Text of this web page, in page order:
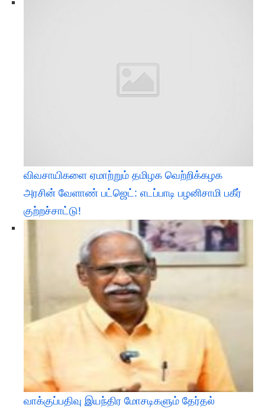
விவசாயிகளை ஏமாற்றும் தமிழக வெற்றிக்கழக
அரசின் வேளாண் பட்ஜெட்: எடப்பாடி பழனிசாமி பகீர்
குற்றச்சாட்டு!
வாக்குப்பதிவு இயந்திர மோசடிகளும் தேர்தல்